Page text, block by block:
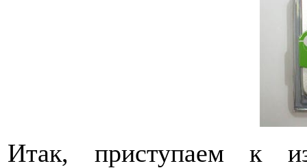
Итак, приступаем к